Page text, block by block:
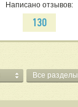
Написано отзывов:
130
Все разделы